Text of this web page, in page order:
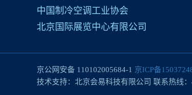
中国制冷空调工业协会
北京国际展览中心有限公司
京公网安备 110102005684-1 京ICP备
技术支持：北京会易科技有限公司 联系热线：